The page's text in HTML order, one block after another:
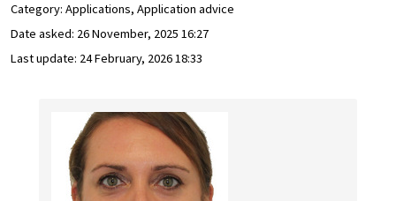
Category: Applications, Application advice
Date asked: 26 November, 2025 16:27
Last update: 24 February, 2026 18:33